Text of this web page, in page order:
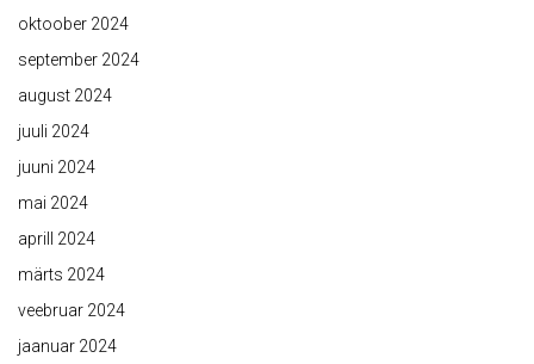
oktoober 2024
september 2024
august 2024
juuli 2024
juuni 2024
mai 2024
aprill 2024
märts 2024
veebruar 2024
jaanuar 2024